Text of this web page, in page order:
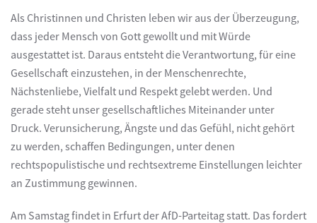
Als Christinnen und Christen leben wir aus der Überzeugung,
dass jeder Mensch von Gott gewollt und mit Würde
ausgestattet ist. Daraus entsteht die Verantwortung, für eine
Gesellschaft einzustehen, in der Menschenrechte,
Nächstenliebe, Vielfalt und Respekt gelebt werden. Und
gerade steht unser gesellschaftliches Miteinander unter
Druck. Verunsicherung, Ängste und das Gefühl, nicht gehört
zu werden, schaffen Bedingungen, unter denen
rechtspopulistische und rechtsextreme Einstellungen leichter
an Zustimmung gewinnen.
Am Samstag findet in Erfurt der AfD-Parteitag statt. Das fordert